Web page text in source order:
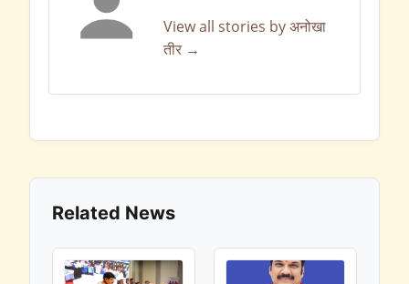
View all stories by अनोखा
तीर →
Related News